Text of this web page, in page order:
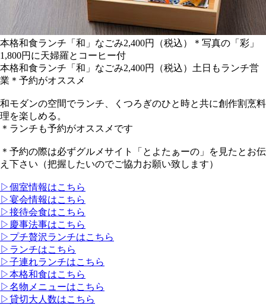
本格和食ランチ「和」なごみ2,400円（税込）＊写真の「彩」
1,800円に天婦羅とコーヒー付
本格和食ランチ「和」なごみ2,400円（税込）土日もランチ営
業＊予約がオススメ
和モダンの空間でランチ、くつろぎのひと時と共に創作割烹料
理を楽しめる。
＊ランチも予約がオススメです
＊予約の際は必ずグルメサイト「とよたぁーの」を見たとお伝
え下さい（把握したいのでご協力お願い致します）
▷個室情報はこちら
▷宴会情報はこちら
▷接待会食はこちら
▷慶事法事はこちら
▷プチ贅沢ランチはこちら
▷ランチはこちら
▷子連れランチはこちら
▷本格和食はこちら
▷名物メニューはこちら
▷貸切大人数はこちら